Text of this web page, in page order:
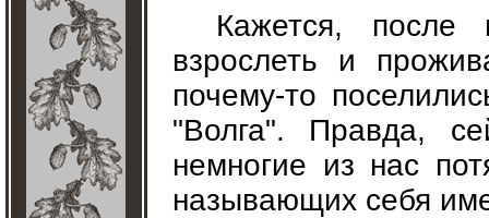
Кажется,
взрослеть и
почему-то
"Волга". Правда,
немногие из нас
называющих себя